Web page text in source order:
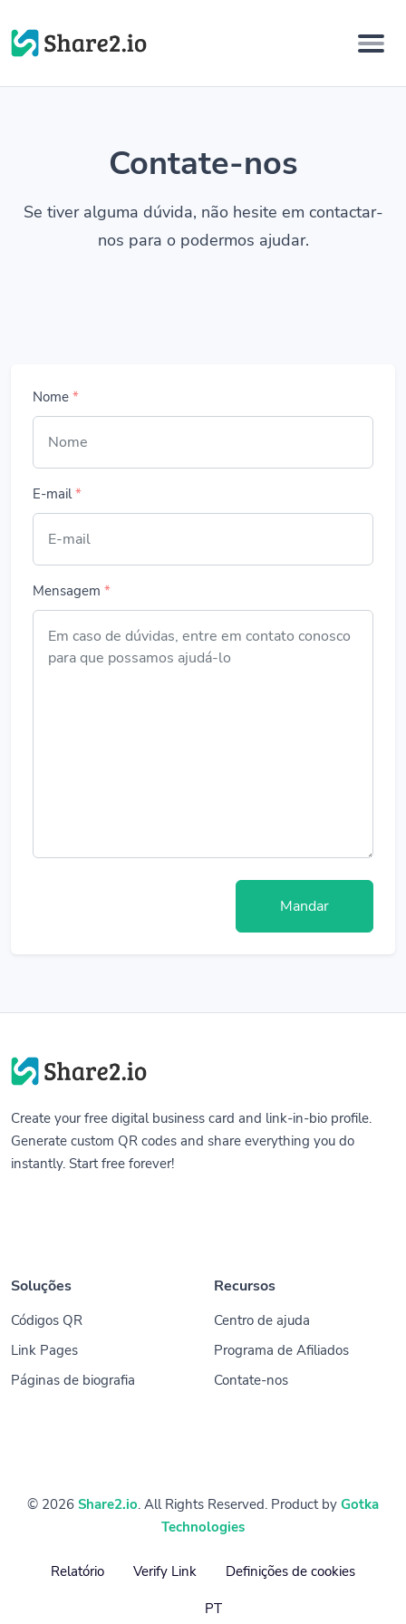
Contate-nos
Se tiver alguma dúvida, não hesite em contactar-
nos para o podermos ajudar.
Nome *
E-mail*
Mensagem *
Mandar
Create your free digital business card and link-in-bio profile.
Generate custom QR codes and share everything you do
instantly. Start free forever!
Soluções
Códigos QR
Link Pages
Páginas de biografia
Recursos
Centro de ajuda
Programa de Afiliados
Contate-nos
© 2026 Share2.io. All Rights Reserved. Product by Gotka
Technologies
Relatório Verify Link Definições de cookies
PT